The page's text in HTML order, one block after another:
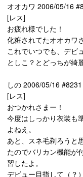
オオカワ 2006/05/16
[レス]
お疲れ様でした！
化粧されてたオオカワ
これでいつでも、デビ
としこ？とどっちが綺
しの 2006/05/16 #8231
[レス]
おつかれさまー！
今度はしっかり衣装も
よねえ。
あと、スネ毛剃ろうと
たのでバリカン機能が
習したよ。
デビュー目指して（？